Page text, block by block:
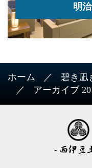
明
ホーム
碧き凪
アーカイブ